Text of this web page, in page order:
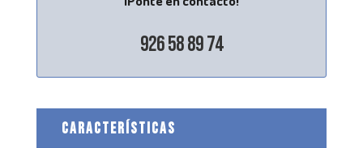
926 58 89 74
CARACTERÍSTICAS